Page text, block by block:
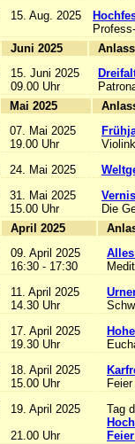
15. Aug. 2025
Juni 2025
15. Juni 2025
09.00 Uhr
Mai 2025
07. Mai 2025
19.00 Uhr
24. Mai 2025
31. Mai 2025
15.00 Uhr
Die
April 2025
09. April 2025
16:30 - 17:30
11. April 2025
14.30 Uhr
17. April 2025
19.30 Uhr
18. April 2025
15.00 Uhr
19. April 2025
21.00 Uhr
Tag